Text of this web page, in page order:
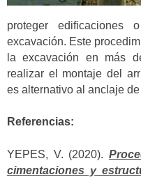
proteger edificaciones
excavación. Este
la excavación en más
realizar el montaje del
es alternativo al anclaje
Referencias:
YEPES, V. (2020).
cimentaciones y